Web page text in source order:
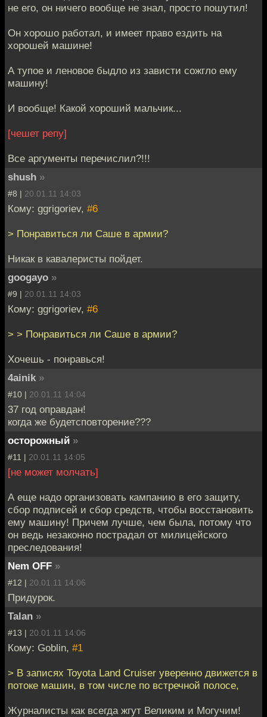
не его, он ничего вообще не знал, просто пошутил!
Он хорошо работал, и имеет право ездить на
хорошей машине!
А тупое и леновое быдло из зависти сожгло ему
машину!
И вообще! Какой хороший мальчик...
[чешет репу]
Все аргументы перечислил?!!!
shush »
#8 | 20.01.11 14:03
Кому: ggrigoriev, #6
> Понравиться ли Саше в армии?
Никак в кавалеристы пойдет.
googayo »
#9 | 20.01.11 14:03
Кому: ggrigoriev, #6
> > Понравиться ли Саше в армии?
Хочешь - понравься!
4ainik »
#10 | 20.01.11 14:04
37 год оправдан!
когда же будетсповторение???
осторожный »
#11 | 20.01.11 14:05
[не может молчать]
А еще надо организовать кампанию в его защиту,
сбор подписей и сбор средств, чтобы восстановить
ему машину! Причем лучше, чем была, потому что
он ведь незаконно пострадал от милицейского
преследования!
Nem OFF »
#12 | 20.01.11 14:06
Придурок.
Talan »
#13 | 20.01.11 14:06
Кому: Goblin, #1
> В записях Toyota Land Cruiser уверенно движется в
потоке машин, в том числе по встречной полосе,
Журналисты как всегда жгут Великим и Могучим!